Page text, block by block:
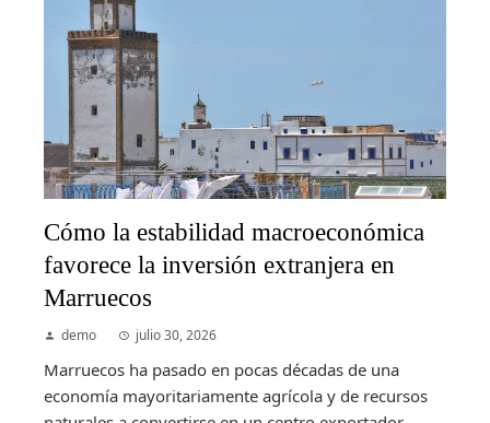
Cómo la estabilidad macroeconómica
favorece la inversión extranjera en
Marruecos
demo julio 30, 2026
Marruecos ha pasado en pocas décadas de una
economía mayoritariamente agrícola y de recursos